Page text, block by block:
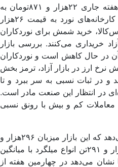
قیمت پایه شمش، میلگرد نیز گران می‌شود. میانگین قیمت معاملاتی شمش طی هفته جاری ۲۲‌هزار و ۸۷۱تومان به
ازای هر کیوگرم به ثبت رسید که با احتساب ارکان بورس و هزینه حمل در درب کارخانه‌‌‌های نورد به قیمت ۲۶‌هزار
خرید شمش برای نوردکاران
خریداری می‌کنند. بررسی بازار
در حال کاهش است و نوردکاران
ارز در بازار آزاد، ترمز بخش
و در ثبات نسبی به سر ببرد و تا
در انتظار این صنعت مادر است.
معاملات کم و بیش با رونق نسبی
بررسی تالار صنعتی و معدنی بورس‌کالای ایران در روز چهارشنبه ۲۷تیرماه نشان می‌دهد که این بازار میزبان ۲۹۶‌هزار و
۹۷۹تن انواع میلگرد بود و با تقاضای ۱۹‌هزار و ۲۰۲تنی مواجه شد و در نهایت ۱۵‌هزار و ۲۹۱تن انواع میلگرد با میانگین
نشان می‌دهد در چهارمین هفته از